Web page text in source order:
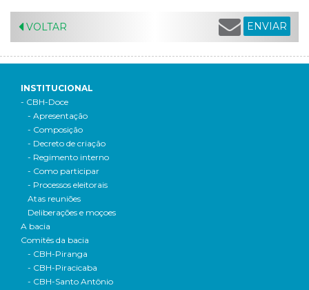
VOLTAR ENVIAR
INSTITUCIONAL
- CBH-Doce
- Apresentação
- Composição
- Decreto de criação
- Regimento interno
- Como participar
- Processos eleitorais
Atas reuniões
Deliberações e moçoes
A bacia
Comitês da bacia
- CBH-Piranga
- CBH-Piracicaba
- CBH-Santo Antônio